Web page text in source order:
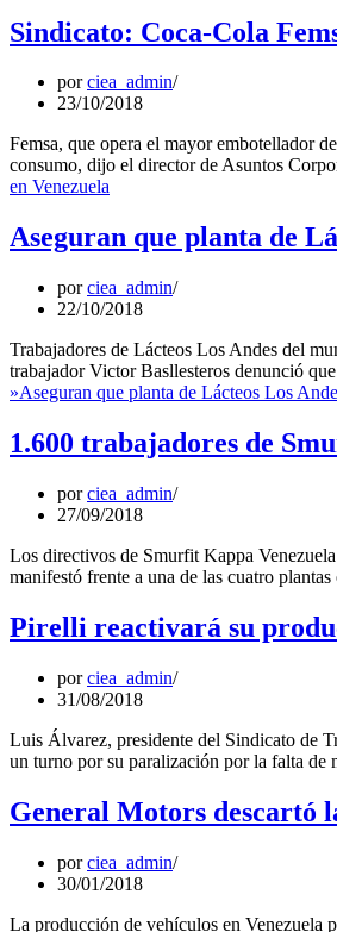
Sindicato: Coca-Cola
porciea_admin
23/10/2018
Femsa, que opera el mayor embotellador
consumo, dijo el director de Asuntos
en Venezuela
Aseguran que planta de
porciea_admin
22/10/2018
Trabajadores de Lácteos Los Andes del
trabajador Victor Basllesteros denunció
»Aseguran que planta de Lácteos Los
1.600 trabajadores de
porciea_admin
27/09/2018
Los directivos de Smurfit Kappa
manifestó frente a una de las cuatro
Pirelli reactivará su
porciea_admin
31/08/2018
Luis Álvarez, presidente del Sindicato de
un turno por su paralización por la falta de
General Motors descartó
porciea_admin
30/01/2018
La producción de vehículos en Venezuela